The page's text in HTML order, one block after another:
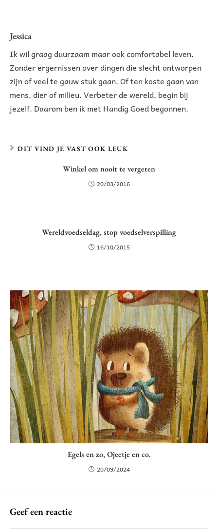
Jessica
Ik wil graag duurzaam maar ook comfortabel leven.
Zonder ergernissen over dingen die slecht ontworpen
zijn of veel te gauw stuk gaan. Of ten koste gaan van
mens, dier of milieu. Verbeter de wereld, begin bij
jezelf. Daarom ben ik met Handig Goed begonnen.
DIT VIND JE VAST OOK LEUK
Winkel om nooit te vergeten
20/03/2016
Wereldvoedseldag, stop voedselverspilling
16/10/2015
Egels en zo, Ojeetje en co.
20/09/2024
Geef een reactie